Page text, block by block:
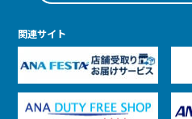
関連サイト